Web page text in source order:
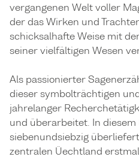
vergangenen Welt voller
der das Wirken und
schicksalhafte Weise mit
seiner vielfältigen Wesen
Als passionierter
dieser symbolträchtigen
jahrelanger
und überarbeitet. In
siebenundsiebzig
zentralen Üechtland